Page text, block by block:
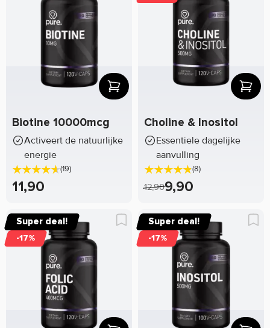
Biotine 10000mcg
Activeert de natuurlijke
energie
(19)
11,90
Choline & Inositol
Essentiele dagelijke
aanvulling
(8)
12,909,90
Super deal!
-17%
Super deal!
-17%